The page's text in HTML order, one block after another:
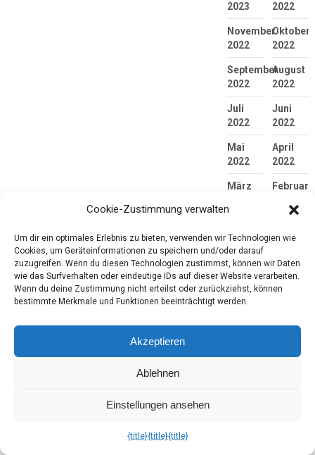
2023
2022
November
2022
Oktober
2022
September
2022
August
2022
Juli
2022
Juni
2022
Mai
2022
April
2022
März
Februar
2022
2021
November
2021
Oktober
2021
September
2021
2021
Cookie-Zustimmung verwalten
Um dir ein optimales Erlebnis zu bieten, verwenden wir Technologien wie
Cookies, um Geräteinformationen zu speichern und/oder darauf
zuzugreifen. Wenn du diesen Technologien zustimmst, können wir Daten
wie das Surfverhalten oder eindeutige IDs auf dieser Website verarbeiten.
Wenn du deine Zustimmung nicht erteilst oder zurückziehst, können
bestimmte Merkmale und Funktionen beeinträchtigt werden.
Akzeptieren
Ablehnen
Einstellungen ansehen
{title}{title}{title}